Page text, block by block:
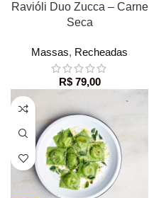
Ravióli Duo Zucca – Carne
Seca
Massas, Recheadas
R$79,00